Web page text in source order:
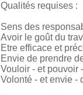
Qualités requises :
Sens des
Avoir le goût du
Etre efficace et
Envie de prendre
Vouloir - et pouvoir
Volonté - et envie -